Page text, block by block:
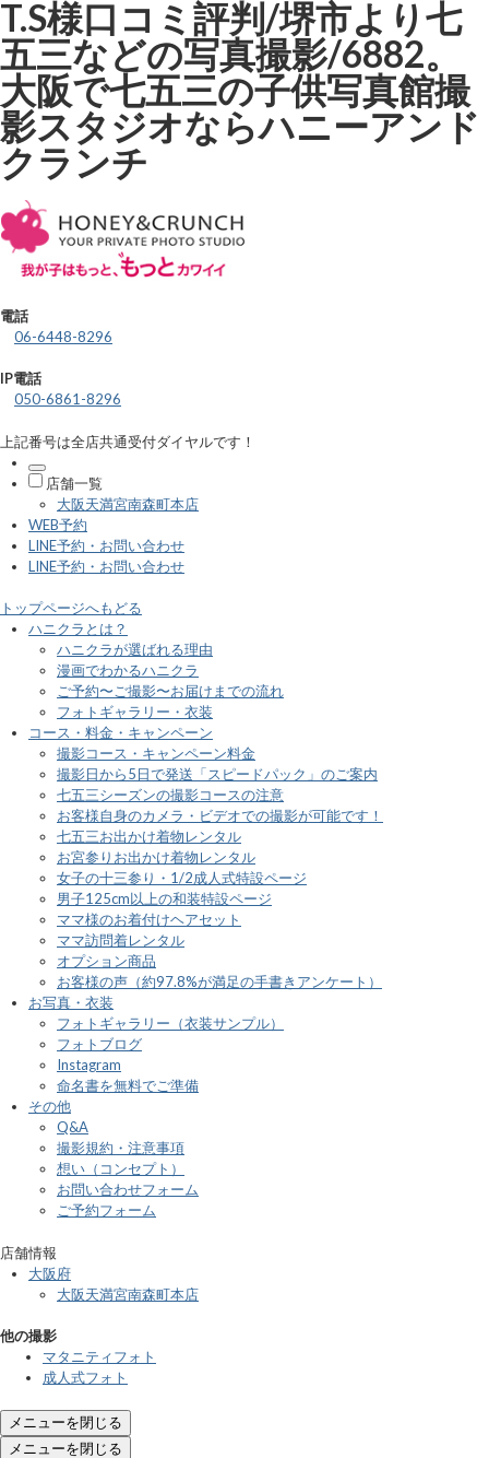
T.S様口コミ評判/堺市より七
五三などの写真撮影/6882。
大阪で七五三の子供写真館撮
影スタジオならハニーアンド
クランチ
電話
06-6448-8296
IP電話
050-6861-8296
上記番号は全店共通受付ダイヤルです！
店舗一覧
大阪天満宮南森町本店
WEB予約
LINE予約・お問い合わせ
LINE予約・お問い合わせ
トップページへもどる
ハニクラとは？
ハニクラが選ばれる理由
漫画でわかるハニクラ
ご予約〜ご撮影〜お届けまでの流れ
フォトギャラリー・衣装
コース・料金・キャンペーン
撮影コース・キャンペーン料金
撮影日から5日で発送「スピードパック」のご案内
七五三シーズンの撮影コースの注意
お客様自身のカメラ・ビデオでの撮影が可能です！
七五三お出かけ着物レンタル
お宮参りお出かけ着物レンタル
女子の十三参り・1/2成人式特設ページ
男子125cm以上の和装特設ページ
ママ様のお着付けヘアセット
ママ訪問着レンタル
オプション商品
お客様の声（約97.8%が満足の手書きアンケート）
お写真・衣装
フォトギャラリー（衣装サンプル）
フォトブログ
Instagram
命名書を無料でご準備
その他
Q&A
撮影規約・注意事項
想い（コンセプト）
お問い合わせフォーム
ご予約フォーム
店舗情報
大阪府
大阪天満宮南森町本店
他の撮影
マタニティフォト
成人式フォト
メニューを閉じる
メニューを閉じる